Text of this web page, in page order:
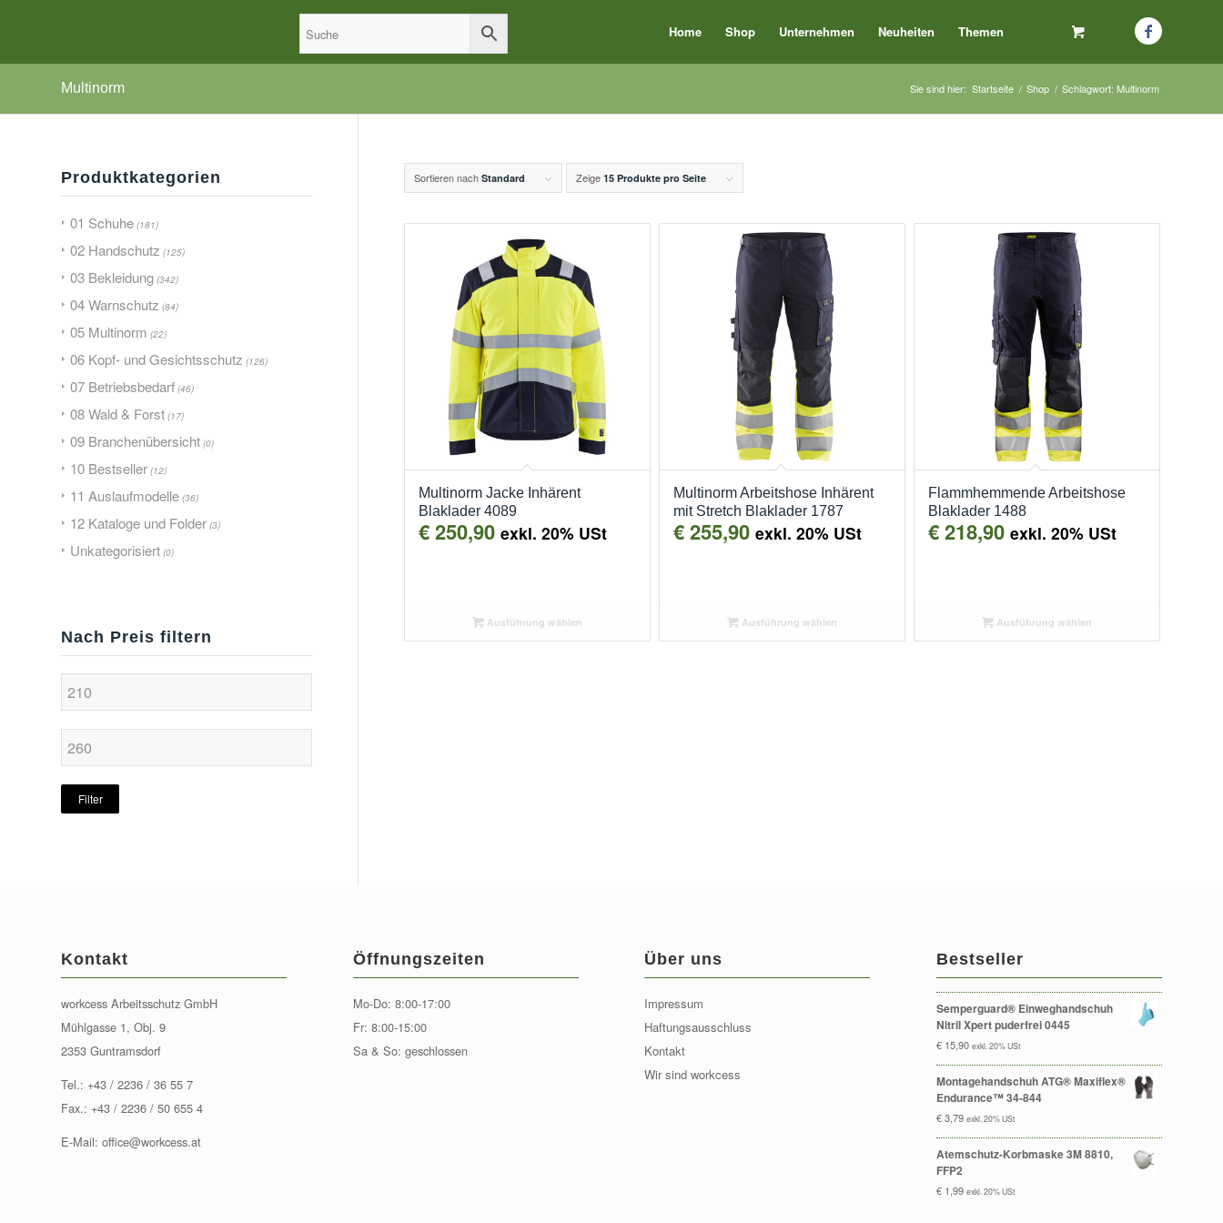
Home Shop Unternehmen Neuheiten Themen
Multinorm Sie sind hier: Startseite / Shop / Schlagwort: Multinorm
Sortieren nach Standard Zeige 15 Produkte pro Seite
Multinorm Jacke Inhärent
Blaklader 4089
€250,90 exkl. 20% USt
Ausführung wählen
Multinorm Arbeitshose Inhärent
mit Stretch Blaklader 1787
€255,90 exkl. 20% USt
Ausführung wählen
Flammhemmende Arbeitshose
Blaklader 1488
€218,90 exkl. 20% USt
Ausführung wählen
Produktkategorien
01 Schuhe (181)
02 Handschutz (125)
03 Bekleidung (342)
04 Warnschutz (84)
05 Multinorm (22)
06 Kopf- und Gesichtsschutz (126)
07 Betriebsbedarf (46)
08 Wald & Forst (17)
09 Branchenübersicht (0)
10 Bestseller (12)
11 Auslaufmodelle (36)
12 Kataloge und Folder (3)
Unkategorisiert (0)
Nach Preis filtern
Filter
Kontakt
workcess Arbeitsschutz GmbH
Mühlgasse 1, Obj. 9
2353 Guntramsdorf
Tel.: +43 / 2236 / 36 55 7
Fax.: +43 / 2236 / 50 655 4
E-Mail: office@workcess.at
Öffnungszeiten
Mo-Do: 8:00-17:00
Fr: 8:00-15:00
Sa & So: geschlossen
Über uns
Impressum
Haftungsausschluss
Kontakt
Wir sind workcess
Bestseller
Semperguard® Einweghandschuh
Nitril Xpert puderfrei 0445
€15,90 exkl. 20% USt
Montagehandschuh ATG® Maxiflex®
Endurance™ 34-844
€3,79 exkl. 20% USt
Atemschutz-Korbmaske 3M 8810,
FFP2
€1,99 exkl. 20% USt